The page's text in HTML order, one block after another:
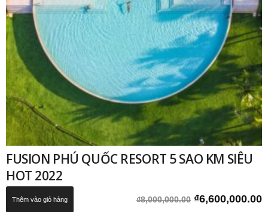
FUSION PHÚ QUỐC RESORT 5 SAO KM SIÊU
HOT 2022
₫8,000,000.00 Giá
₫6,600,000.00
Thêm vào giỏ hàng